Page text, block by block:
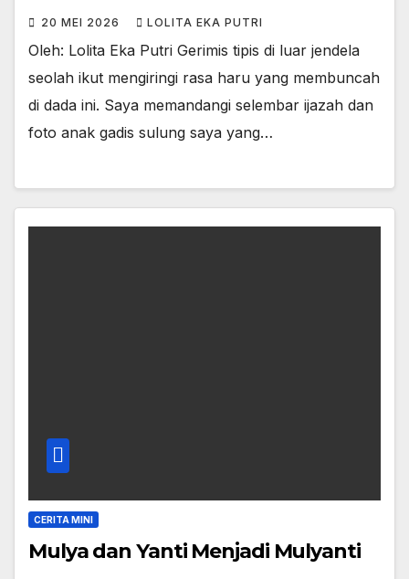
20 MEI 2026 LOLITA EKA PUTRI
Oleh: Lolita Eka Putri Gerimis tipis di luar jendela
seolah ikut mengiringi rasa haru yang membuncah
di dada ini. Saya memandangi selembar ijazah dan
foto anak gadis sulung saya yang…
CERITA MINI
Mulya dan Yanti Menjadi Mulyanti